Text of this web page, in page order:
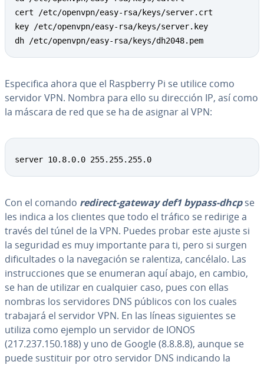
cert /etc/openvpn/easy-rsa/keys/server.crt
key /etc/openvpn/easy-rsa/keys/server.key
dh /etc/openvpn/easy-rsa/keys/dh2048.pem
Es­pe­ci­fi­ca ahora que el Raspberry Pi se utilice como
servidor VPN. Nombra para ello su dirección IP, así como
la máscara de red que se ha de asignar al VPN:
server 10.8.0.0 255.255.255.0
Con el comando redirect-gateway def1 bypass-dhcpse
les indica a los clientes que todo el tráfico se redirige a
través del túnel de la VPN. Puedes probar este ajuste si
la seguridad es muy im­po­r­ta­n­te para ti, pero si surgen
di­fi­cu­l­ta­des o la na­ve­ga­ción se ralentiza, cancélalo. Las
in­s­tru­c­cio­nes que se enumeran aquí abajo, en cambio,
se han de utilizar en cualquier caso, pues con ellas
nombras los se­r­vi­do­res DNS públicos con los cuales
trabajará el servidor VPN. En las líneas si­guie­n­tes se
utiliza como ejemplo un servidor de IONOS
(217.237.150.188) y uno de Google (8.8.8.8), aunque se
puede sustituir por otro servidor DNS indicando la